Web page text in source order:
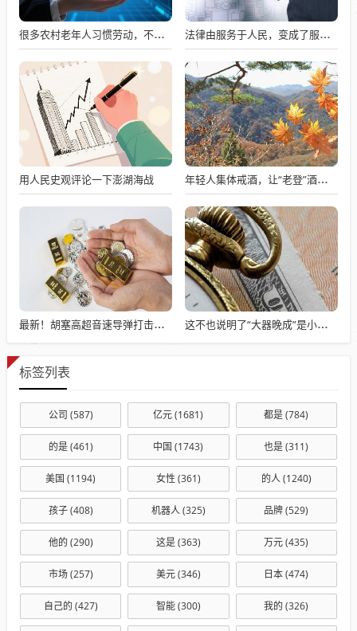
很多农村老年人习惯劳动，不劳动就会闲出病来 法律由服务于人民，变成了服务于法学届
用人民史观评论一下澎湖海战 年轻人集体戒酒，让“老登”酒企的天快塌了
最新！胡塞高超音速导弹打击以色列机场！以军：对加沙城医院外哈马斯武装发动空袭 这不也说明了“大器晚成”是小概率事件吗？
标签列表
公司 (587) 亿元(1681) 都是(784)
的是(461) 中国 (1743) 也是(311)
美国 (1194) 女性 (361) 的人(1240)
孩子(408) 机器人(325) 品牌(529)
他的 (290) 这是(363) 万元(435)
市场(257) 美元(346) 日本(474)
自己的 (427) 智能(300) 我的 (326)